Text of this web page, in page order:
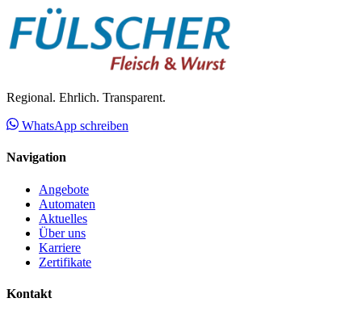
Regional. Ehrlich. Transparent.
WhatsApp schreiben
Navigation
Angebote
Automaten
Aktuelles
Über uns
Karriere
Zertifikate
Kontakt